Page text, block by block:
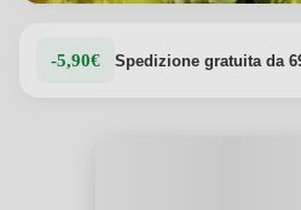
-5,90€ Spedizione gratuita da